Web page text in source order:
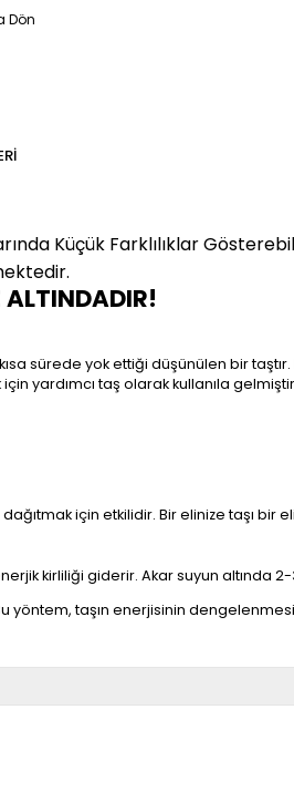
Dön
Küçük Farklılıklar
sürede yok ettiği düşünülen bir
yardımcı taş olarak kullanıla
için etkilidir. Bir elinize taşı bir
kirliliği giderir. Akar suyun altında 2-
taşın enerjisinin